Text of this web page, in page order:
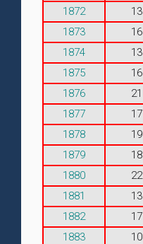
1872
13
1873
16
1874
13
1875
16
1876
21
1877
17
1878
19
1879
18
1880
22
1881
13
1882
17
1883
10